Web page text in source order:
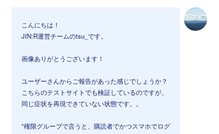
こんにちは！
JIN:R運営チームのtsu_です。
画像ありがとうございます！
ユーザーさんからご報告があった感じでしょうか？
こちらのテストサイトでも検証しているのですが、
同じ症状を再現できていない状態です。。
"権限グループで言うと、購読者でかつスマホでログ